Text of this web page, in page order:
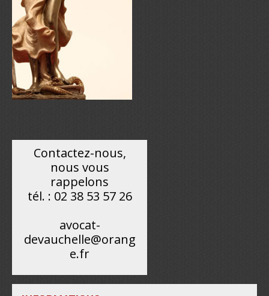
Contactez-nous,
nous vous
rappelons
tél. : 02 38 53 57 26
avocat-
devauchelle@orang
e.fr